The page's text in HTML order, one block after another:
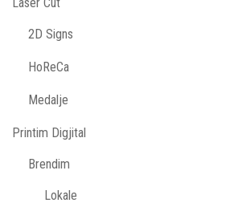
2D Signs
HoReCa
Medalje
Printim Digjital
Brendim
Lokale